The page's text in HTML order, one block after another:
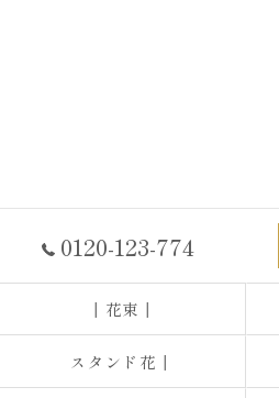
0120-123-774
┃花束┃
スタンド花┃